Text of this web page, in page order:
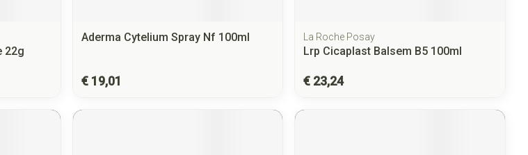
22g
Aderma Cytelium Spray Nf 100ml
€ 19,01
La Roche Posay
Lrp Cicaplast Balsem B5 100ml
€ 23,24